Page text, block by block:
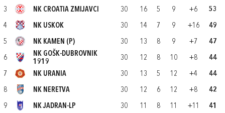
3 NK CROATIA ZMIJAVCI 30 16 5 9 +6 53
4 NK USKOK 30 14 7 9 +16 49
5 NK KAMEN (P) 30 13 8 9 +7 47
6
NK GOŠK-DUBROVNIK
1919
30 12 8 10 +8 44
7 NK URANIA 30 13 5 12 +4 44
8 NK NERETVA 30 12 6 12 +8 42
9 NK JADRAN-LP 30 11 8 11 +11 41